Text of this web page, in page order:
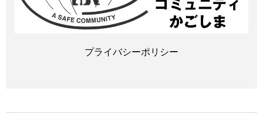
プライバシーポリシー